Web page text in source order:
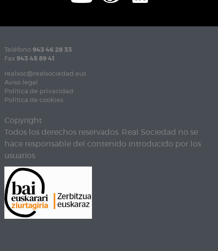
Teléfono 943 46 28 33
Fax 943 45 89 41
realsoc@realsociedad.eus
Aviso legal
Política de privacidad
Política de cookies
Copyright
Todos los derechos reservados. Real Sociedad no se
hace responsable del contenido introducido por los
usuarios.